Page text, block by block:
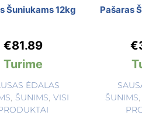
Šuniukams 12kg
€81.89
Turime
ĖDALAS
ŠUNIMS VISI
Pašaras
€
ŠUNIMS